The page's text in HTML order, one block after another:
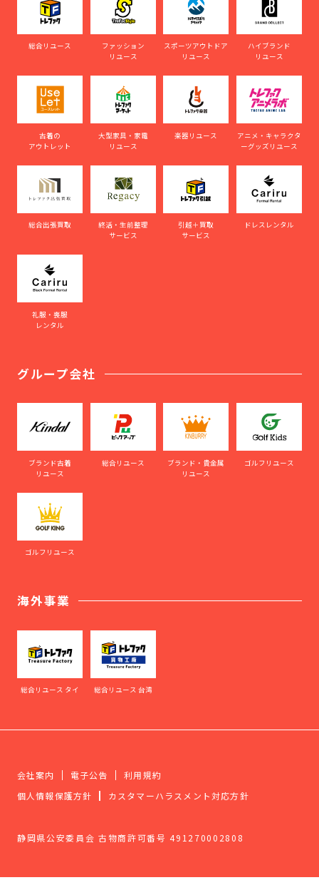
総合リユース
ファッション
リユース
スポーツアウトドア
リユース
ハイブランド
リユース
古着の
アウトレット
大型家具・家電
リユース
楽器リユース
アニメ・キャラクタ
ーグッズリユース
総合出張買取
終活・生前整理
サービス
引越＋買取
サービス
ドレスレンタル
礼服・喪服
レンタル
グループ会社
ブランド古着
リユース
総合リユース
ブランド・貴金属
リユース
ゴルフリユース
ゴルフリユース
海外事業
総合リユース タイ 総合リユース 台湾
会社案内 電子公告
利用規約
個人情報保護方針
カスタマーハラスメント対応方針
静岡県公安委員会 古物商許可番号 491270002808